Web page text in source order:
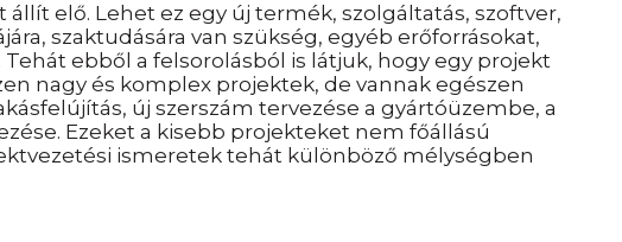
elő. Lehet ez egy új termék, szolgáltatás, szoftver,
szaktudására van szükség, egyéb erőforrásokat,
ebből a felsorolásból is látjuk, hogy egy projekt
nagy és komplex projektek, de vannak egészen
új szerszám tervezése a gyártóüzembe, a
Ezeket a kisebb projekteket nem főállású
ismeretek tehát különböző mélységben